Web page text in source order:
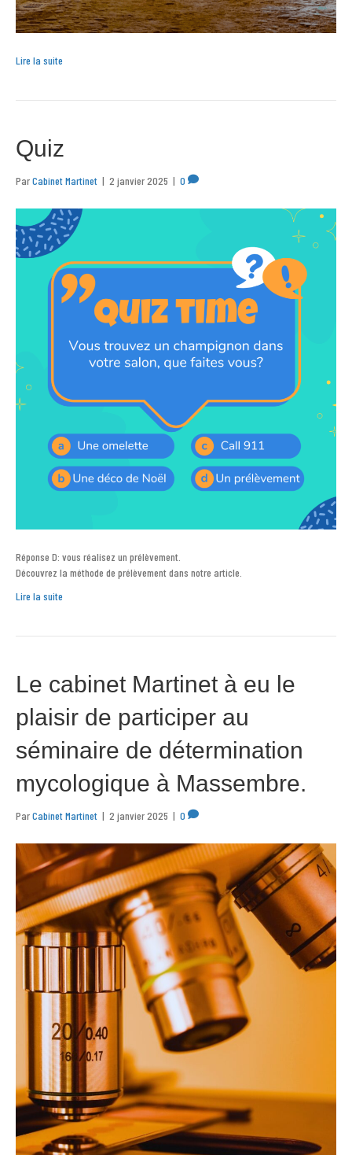
Lire la suite
Quiz
ParCabinet Martinet | 2 janvier 2025 | 0
Réponse D: vous réalisez un prélèvement.
Découvrez la méthode de prélèvement dans notre article.
Lire la suite
Le cabinet Martinet à eu le
plaisir de participer au
séminaire de détermination
mycologique à Massembre.
ParCabinet Martinet | 2 janvier 2025 | 0